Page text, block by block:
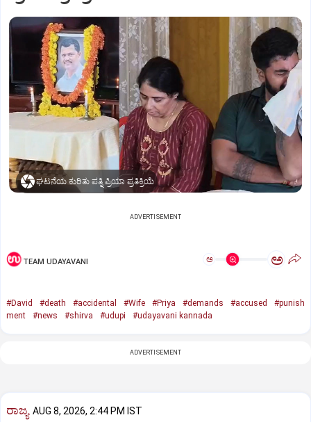
ಘಟನೆಯ ಕುರಿತು ಪತ್ನಿ ಪ್ರಿಯಾ ಪ್ರತಿಕ್ರಿಯೆ
ADVERTISEMENT
TEAM UDAYAVANI ಅ ಅ
#David #death #accidental #Wife #Priya #demands #accused
#punish
ment
#news #shirva #udupi #udayavani kannada
ADVERTISEMENT
ರಾಜ್ಯ AUG 8, 2026, 2:44 PM IST